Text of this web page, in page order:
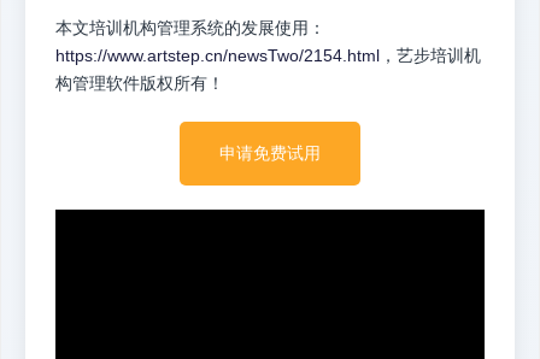
本文培训机构管理系统的发展使用：
https://www.artstep.cn/newsTwo/2154.html ，艺步培训机
构管理软件版权所有！
申请免费试用